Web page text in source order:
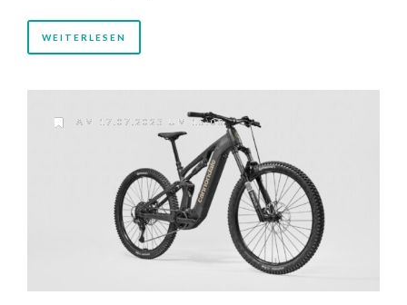
WEITERLESEN
AM 17.07.2025 UM 15:08